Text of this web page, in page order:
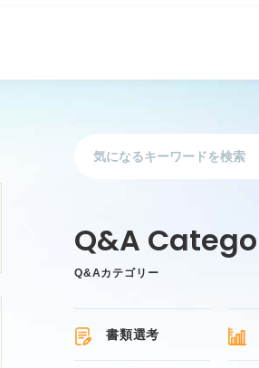
Q&Aカテゴリー
書類選考